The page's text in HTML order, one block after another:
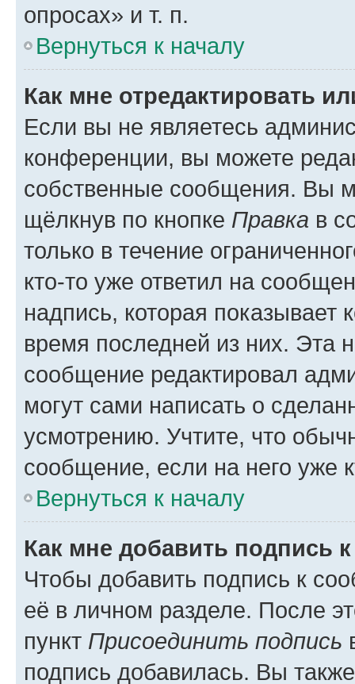
опросах» и т. п.
Вернуться к началу
Как мне отредактировать
Если вы не являетесь
конференции, вы можете
собственные сообщения. Вы
щёлкнув по кнопке Правка в
только в течение
кто-то уже ответил на
надпись, которая показывает
время последней из них. Эта
сообщение редактировал
могут сами написать о
усмотрению. Учтите, что
сообщение, если на него уже
Вернуться к началу
Как мне добавить подпись
Чтобы добавить подпись к
её в личном разделе. После
пункт Присоединить подпись
подпись добавилась. Вы